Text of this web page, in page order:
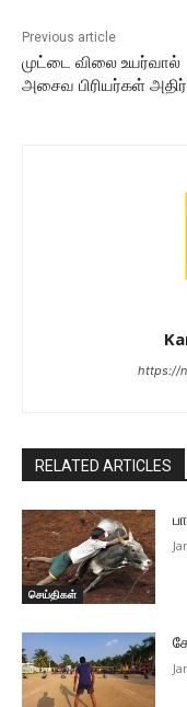
Previous article
முட்டை விலை உயர்வால்
அசைவ பிரியர்கள்
https://
RELATED ARTICLES
செய்திகள்